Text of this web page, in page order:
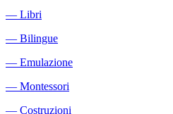
― Libri
― Bilingue
― Emulazione
― Montessori
― Costruzioni